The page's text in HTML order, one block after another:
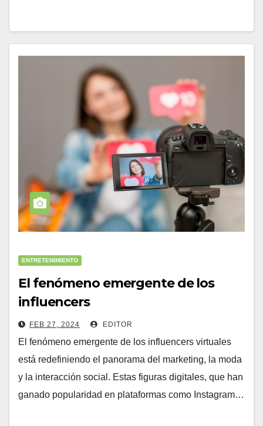
ENTRETENIMIENTO
El fenómeno emergente de los
influencers
FEB 27, 2024 EDITOR
El fenómeno emergente de los influencers virtuales
está redefiniendo el panorama del marketing, la moda
y la interacción social. Estas figuras digitales, que han
ganado popularidad en plataformas como Instagram…